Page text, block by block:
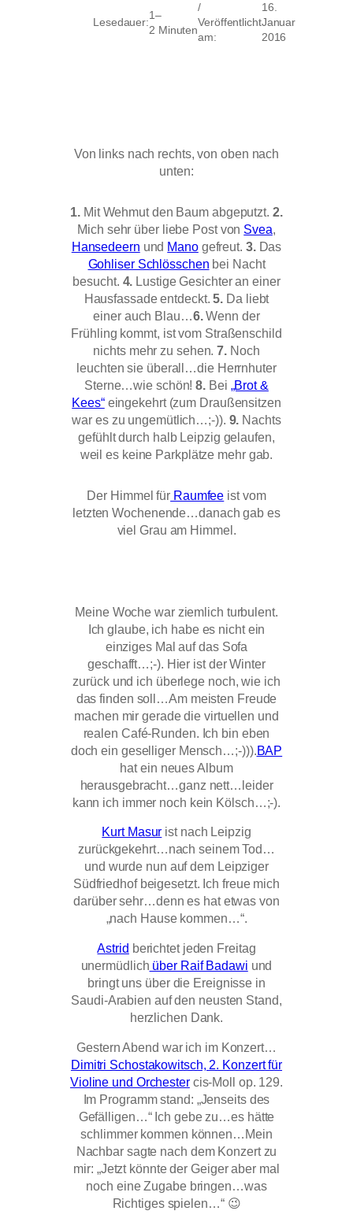
Bildern
Lesedauer:
1–
2 Minuten
/
Veröffentlicht
am:
16.
Januar
2016
Von links nach rechts, von oben nach
unten:
1. Mit Wehmut den Baum abgeputzt. 2.
Mich sehr über liebe Post von Svea,
Hansedeern und Manogefreut. 3. Das
Gohliser Schlösschen bei Nacht
besucht. 4. Lustige Gesichter an einer
Hausfassade entdeckt.5. Da liebt
einer auch Blau…6.Wenn der
Frühling kommt, ist vom Straßenschild
nichts mehr zu sehen.7. Noch
leuchten sie überall…die Herrnhuter
Sterne…wie schön!8. Bei „Brot &
Kees“eingekehrt (zum Draußensitzen
war es zu ungemütlich…;-)). 9. Nachts
gefühlt durch halb Leipzig gelaufen,
weil es keine Parkplätze mehr gab.
Der Himmel für Raumfee ist vom
letzten Wochenende…danach gab es
viel Grau am Himmel.
Meine Woche war ziemlich turbulent.
Ich glaube, ich habe es nicht ein
einziges Mal auf das Sofa
geschafft…;-). Hier ist der Winter
zurück und ich überlege noch, wie ich
das finden soll…Am meisten Freude
machen mir gerade die virtuellen und
realen Café-Runden. Ich bin eben
doch ein geselliger Mensch…;-))).BAP
hat ein neues Album
herausgebracht…ganz nett…leider
kann ich immer noch kein Kölsch…;-).
Kurt Masur ist nach Leipzig
zurückgekehrt…nach seinem Tod…
und wurde nun auf dem Leipziger
Südfriedhof beigesetzt. Ich freue mich
darüber sehr…denn es hat etwas von
„nach Hause kommen…“.
Astrid berichtet jeden Freitag
unermüdlich über Raif Badawi und
bringt uns über die Ereignisse in
Saudi-Arabien auf den neusten Stand,
herzlichen Dank.
Gestern Abend war ich im Konzert…
Dimitri Schostakowitsch, 2. Konzert für
Violine und Orchestercis-Moll op. 129.
Im Programm stand: „Jenseits des
Gefälligen…“ Ich gebe zu…es hätte
schlimmer kommen können…Mein
Nachbar sagte nach dem Konzert zu
mir: „Jetzt könnte der Geiger aber mal
noch eine Zugabe bringen…was
Richtiges spielen…“ 😉